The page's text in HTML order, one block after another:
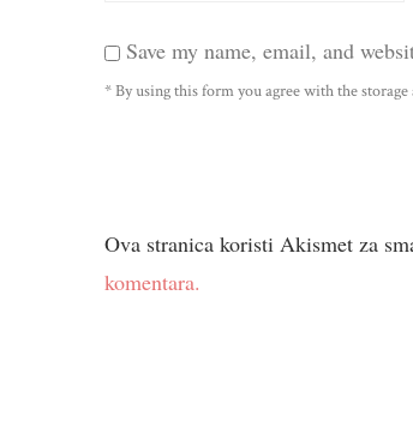
Save my name, email, and
* By using this form you agree with the
Ova stranica koristi Akismet za
komentara.